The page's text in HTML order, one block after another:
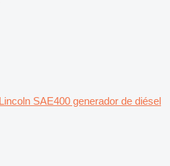
Lincoln SAE400 generador de diésel